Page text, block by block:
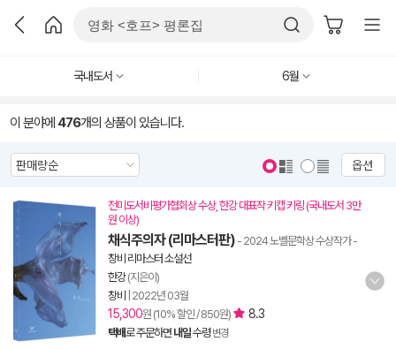
국내도서 6월
이 분야에 476개의 상품이 있습니다.
옵션
전미도서비평가협회상 수상, 한강 대표작 키캡 키링 (국내도서 3만
원 이상)
채식주의자 (리마스터판) - 2024 노벨문학상 수상작가-
창비 리마스터 소설선
한강(지은이)
창비
2022년 03월
15,300원 (10% 할인 / 850원) 8.3
택배로 주문하면 내일수령 변경